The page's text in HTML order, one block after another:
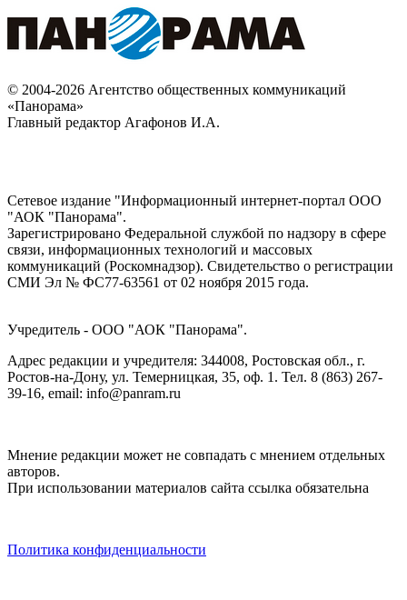
© 2004-2026 Агентство общественных коммуникаций
«Панорама»
Главный редактор Агафонов И.А.
Сетевое издание "Информационный интернет-портал ООО
"АОК "Панорама".
Зарегистрировано Федеральной службой по надзору в сфере
связи, информационных технологий и массовых
коммуникаций (Роскомнадзор). Cвидетельство о регистрации
СМИ Эл № ФС77-63561 от 02 ноября 2015 года.
Учредитель - ООО "АОК "Панорама".
Адрес редакции и учредителя: 344008, Ростовская обл., г.
Ростов-на-Дону, ул. Темерницкая, 35, оф. 1. Тел. 8 (863) 267-
39-16, email: info@panram.ru
Мнение редакции может не совпадать с мнением отдельных
авторов.
При использовании материалов сайта ссылка обязательна
Политика конфиденциальности